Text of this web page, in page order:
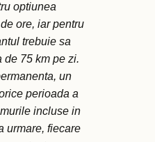
optiunea
ore, iar pentru
trebuie sa
de 75 km pe zi.
un
perioada a
incluse in
urmare, fiecare